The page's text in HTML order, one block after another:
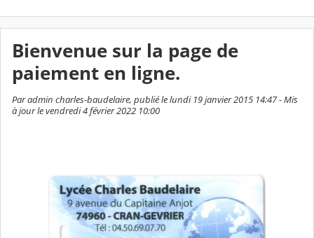
Bienvenue sur la page de
paiement en ligne.
Par admin charles-baudelaire, publié le lundi 19 janvier 2015 14:47 - Mis
à jour le vendredi 4 février 2022 10:00